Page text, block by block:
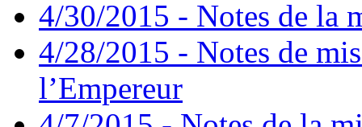
4/30/2015 - Notes de la
4/28/2015 - Notes de
l’Empereur